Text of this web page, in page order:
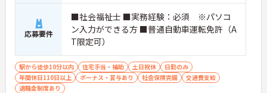
応募要件
■社会福祉士 ■実務経験：必須 ※パソコ
ン入力ができる方 ■普通自動車運転免許（A
T限定可）
駅から徒歩10分以内 住宅手当・補助 土日祝休
日勤のみ
年間休日110日以上
ボーナス・賞与あり 社会保険完備
交通費支給
退職金制度あり